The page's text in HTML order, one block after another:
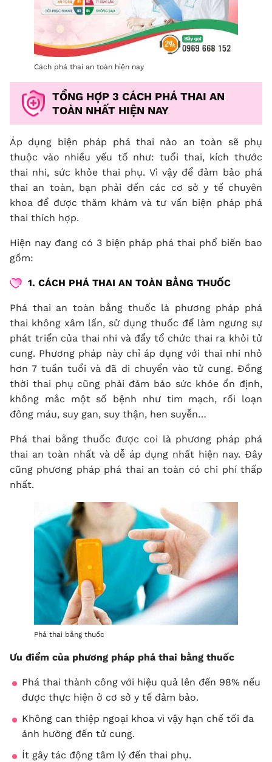
Cách phá thai an toàn hiện nay
TỔNG HỢP 3 CÁCH PHÁ THAI AN
TOÀN NHẤT HIỆN NAY
Áp dụng biện pháp phá thai nào an toàn sẽ phụ
thuộc vào nhiều yếu tố như: tuổi thai, kích thước
thai nhi, sức khỏe thai phụ. Vì vậy để đảm bảo phá
thai an toàn, bạn phải đến các cơ sở y tế chuyên
khoa để được thăm khám và tư vấn biện pháp phá
thai thích hợp.
Hiện nay đang có 3 biện pháp phá thai phổ biến bao
gồm:
1. CÁCH PHÁ THAI AN TOÀN BẰNG THUỐC
Phá thai an toàn bằng thuốc là phương pháp phá
thai không xâm lấn, sử dụng thuốc để làm ngưng sự
phát triển của thai nhi và đẩy tổ chức thai ra khỏi tử
cung. Phương pháp này chỉ áp dụng với thai nhi nhỏ
hơn 7 tuần tuổi và đã di chuyển vào tử cung. Đồng
thời thai phụ cũng phải đảm bảo sức khỏe ổn định,
không mắc một số bệnh như tim mạch, rối loạn
đông máu, suy gan, suy thận, hen suyễn…
Phá thai bằng thuốc được coi là phương pháp phá
thai an toàn nhất và dễ áp dụng nhất hiện nay. Đây
cũng phương pháp phá thai an toàn có chi phí thấp
nhất.
Phá thai bằng thuốc
Ưu điểm của phương pháp phá thai bằng thuốc
Phá thai thành công với hiệu quả lên đến 98% nếu
được thực hiện ở cơ sở y tế đảm bảo.
Không can thiệp ngoại khoa vì vậy hạn chế tối đa
ảnh hưởng đến tử cung.
Ít gây tác động tâm lý đến thai phụ.